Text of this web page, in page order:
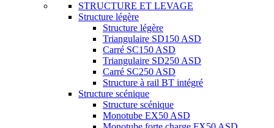
STRUCTURE ET LEVAGE
Structure légère
Structure légère
Triangulaire SD150 ASD
Carré SC150 ASD
Triangulaire SD250 ASD
Carré SC250 ASD
Structure à rail BT intégré
Structure scénique
Structure scénique
Monotube EX50 ASD